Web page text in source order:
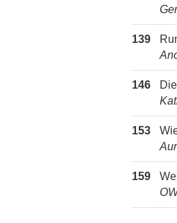
139
146
153
159